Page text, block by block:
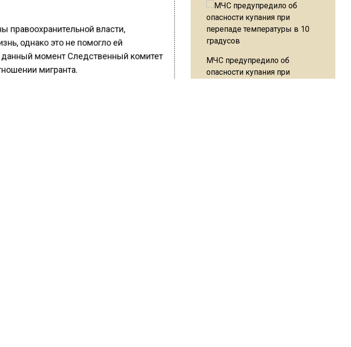
правоохранительной власти,
однако это не помогло ей
данный момент Следственный комитет
мигранта.
МЧС предупредило об
опасности купания при